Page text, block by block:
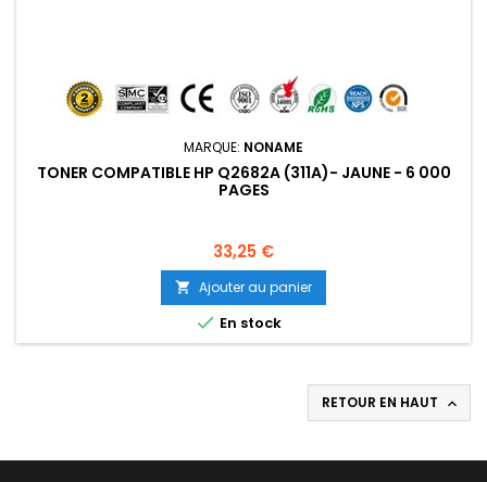
MARQUE: NONAME
TONER COMPATIBLE HP Q2682A (311A)- JAUNE - 6 000
PAGES
Prix
33,25 €
 Ajouter au panier
 En stock
RETOUR EN HAUT 